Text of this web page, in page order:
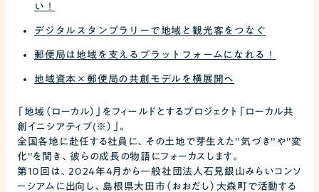
い！
デジタルスタンプラリーで地域と観光客をつなぐ
郵便局は地域を支えるプラットフォームになれる！
地域資本×郵便局の共創モデルを横展開へ
「地域（ローカル）」をフィールドとするプロジェクト「ローカル共
創イニシアティブ(※）」。
全国各地に赴任する社員に、その土地で芽生えた"気づき"や"変
化"を聞き、彼らの成長の物語にフォーカスします。
第10回は、2024年4月から一般社団法人石見銀山みらいコンソ
ーシアムに出向し、島根県大田市（おおだし）大森町で活動する